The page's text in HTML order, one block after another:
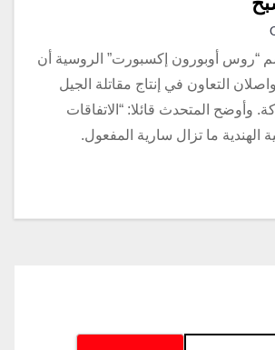
“روس أوبورون إكسبورت” الروسية أن
التعاون في إنتاج مقاتلة الجيل
وأوضح المتحدث قائلا: “الاتفاقات
الهندية ما تزال سارية المفعول.